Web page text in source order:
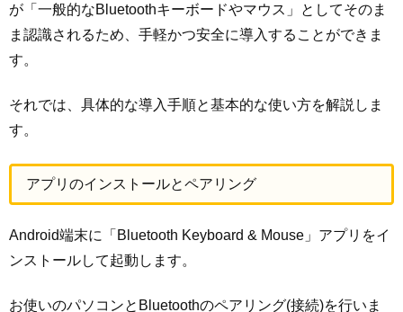
が「一般的なBluetoothキーボードやマウス」としてそのま
ま認識されるため、手軽かつ安全に導入することができま
す。
それでは、具体的な導入手順と基本的な使い方を解説しま
す。
アプリのインストールとペアリング
Android端末に「Bluetooth Keyboard & Mouse」アプリをイ
ンストールして起動します。
お使いのパソコンとBluetoothのペアリング(接続)を行いま